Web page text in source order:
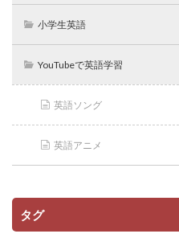
小学生英語
YouTubeで英語学習
英語ソング
英語アニメ
タグ